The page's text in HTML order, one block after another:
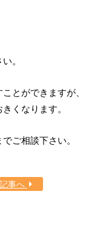
。
とができますが、
くなります。
ご相談下さい。
事へ